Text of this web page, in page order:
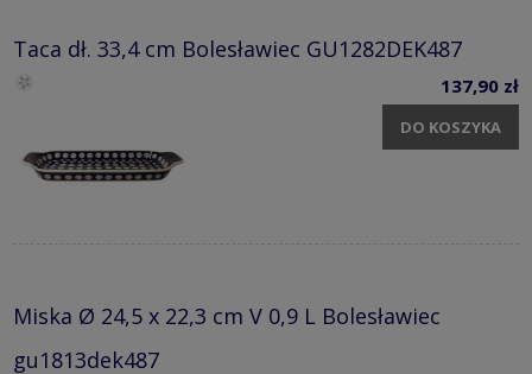
Taca dł. 33,4 cm Bolesławiec GU1282DEK487
137,90 zł
DO KOSZYKA
Miska Ø 24,5 x 22,3 cm V 0,9 L Bolesławiec
gu1813dek487